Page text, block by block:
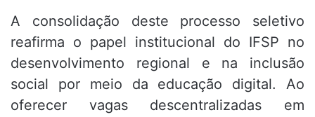
A consolidação deste processo seletivo
reafirma o papel institucional do IFSP no
desenvolvimento regional e na inclusão
social por meio da educação digital. Ao
oferecer vagas descentralizadas em